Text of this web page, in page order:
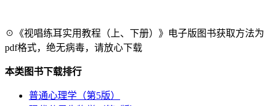
☉《视唱练耳实用教程（上、下册）》电子版图书获取方法为
pdf格式，绝无病毒，请放心下载
本类图书下载排行
普通心理学（第5版）